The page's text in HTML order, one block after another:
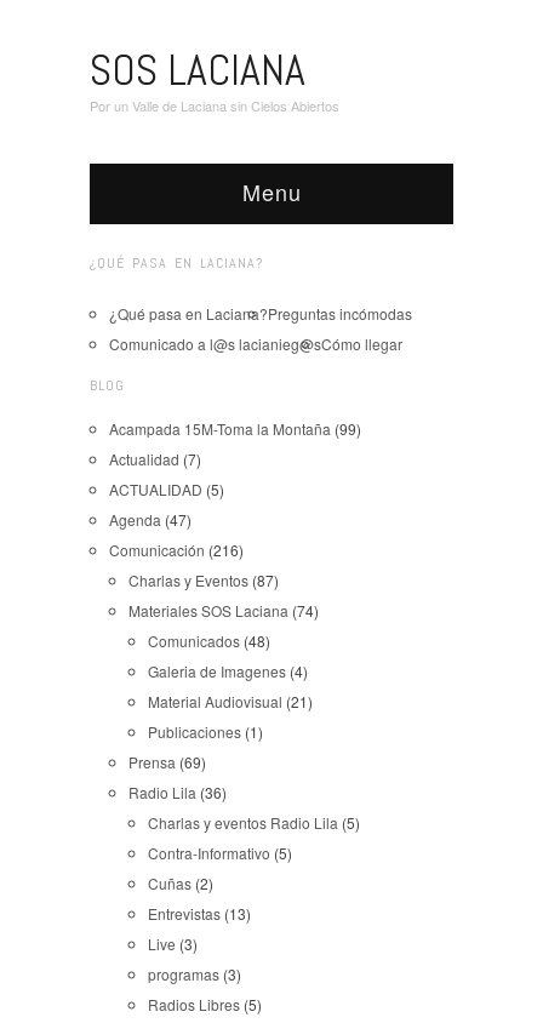
SOS LACIANA
Por un Valle de Laciana sin Cielos Abiertos
Menu
¿QUÉ PASA EN LACIANA?
¿Qué pasa en Laciana?Preguntas incómodas
Comunicado a l@s lacianieg@sCómo llegar
BLOG
Acampada 15M-Toma la Montaña (99)
Actualidad (7)
ACTUALIDAD (5)
Agenda (47)
Comunicación (216)
Charlas y Eventos (87)
Materiales SOS Laciana (74)
Comunicados (48)
Galeria de Imagenes (4)
Material Audiovisual (21)
Publicaciones (1)
Prensa (69)
Radio Lila (36)
Charlas y eventos Radio Lila (5)
Contra-Informativo (5)
Cuñas (2)
Entrevistas (13)
Live (3)
programas (3)
Radios Libres (5)